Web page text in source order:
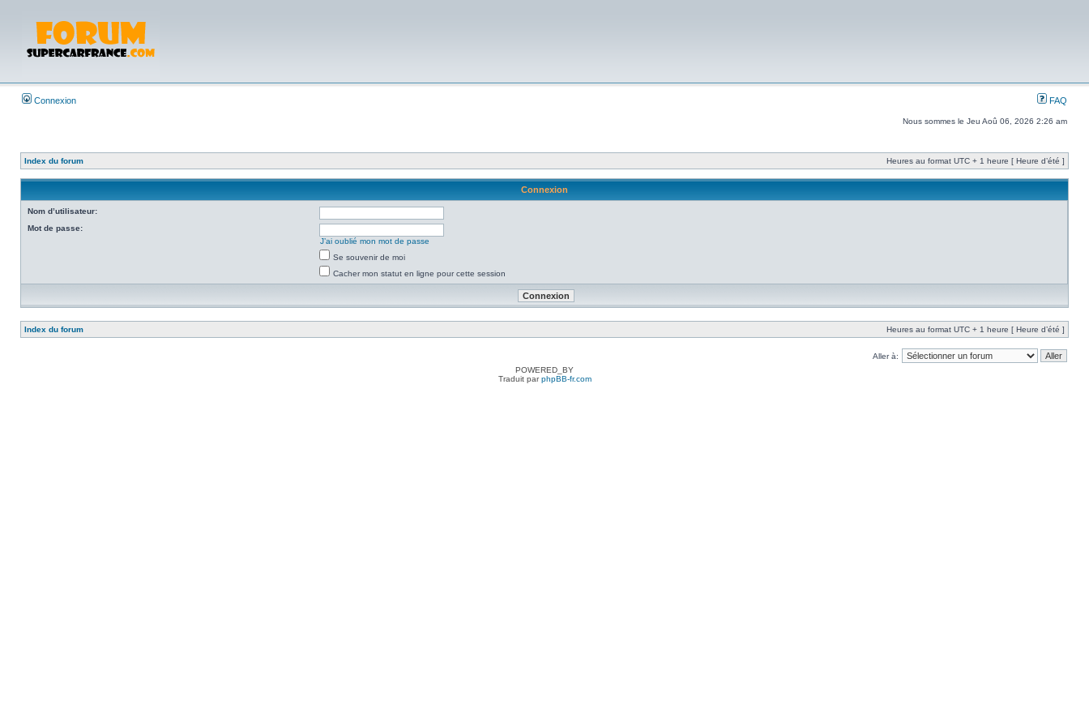
Connexion FAQ
Nous sommes le Jeu Aoû 06, 2026 2:26 am
Index du forum Heures au format UTC + 1 heure [ Heure d’été ]
Connexion
Nom d’utilisateur:
Mot de passe:
J’ai oublié mon mot de passe
Se souvenir de moi
Cacher mon statut en ligne pour cette session
Index du forum Heures au format UTC + 1 heure [ Heure d’été ]
Aller à:
POWERED_BY
Traduit parphpBB-fr.com